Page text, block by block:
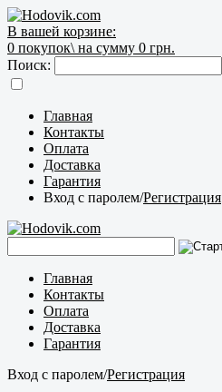
В вашей корзине:
0 покупок\ на сумму 0 грн.
Поиск:
Главная
Контакты
Оплата
Доставка
Гарантия
Вход с паролем/Регистрация
Главная
Контакты
Оплата
Доставка
Гарантия
Вход с паролем/Регистрация